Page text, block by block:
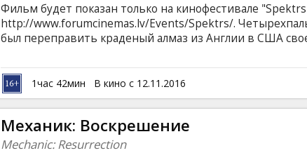
Фильм будет показан только на кинофестивале "Spektrs
http://www.forumcinemas.lv/Events/Spektrs/.
был переправить краденый алмаз из Англии в США
ставку на подпольном боксерском поединке, Френки
весьма нежелательных событий. ФИЛЬМ НА
СУБТИТРОВ.
1час 42мин В кино с 12.11.2016
Механик: Воскрешение
Mechanic: Resurrection